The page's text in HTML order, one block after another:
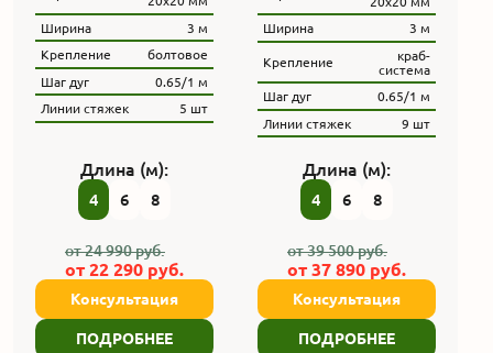
Ширина
3 м
Крепление
болтовое
Шаг дуг
0.65/1 м
Линии стяжек
5 шт
Длина (м):
4 6 8
от24 990руб.
от 22 290 руб.
Консультация
ПОДРОБНЕЕ
Ширина
3 м
Крепление
краб-
система
Шаг дуг
0.65/1 м
Линии стяжек
9 шт
Длина (м):
4 6 8
от39 500руб.
от 37 890 руб.
Консультация
ПОДРОБНЕЕ